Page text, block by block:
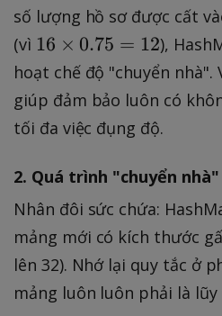
số lượng hồ sơ được cất
(vì 1
6
\
ti
m
s
0.
7
=
1
16 × 0.75 = 12),
hoạt chế độ "chuyển nhà".
giúp đảm bảo luôn có
tối đa việc đụng độ.
2. Quá trình "chuyển nhà"
Nhân đôi sức chứa:
mảng mới có kích thước
lên 32). Nhớ lại quy tắc ở
mảng luôn luôn phải là lũy